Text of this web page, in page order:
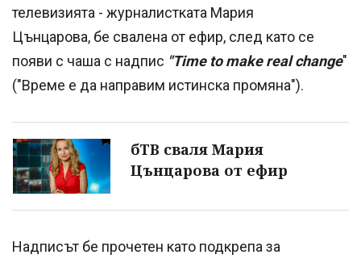
телевизията - журналистката Мария
Цънцарова, бе свалена от ефир, след като се
появи с чаша с надпис "Time to make real change"
("Време е да направим истинска промяна").
бТВ сваля Мария
Цънцарова от ефир
Надписът бе прочетен като подкрепа за